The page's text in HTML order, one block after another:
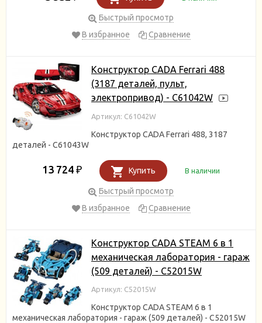
Быстрый просмотр
В избранное
Сравнение
Конструктор CADA Ferrari 488
(3187 деталей, пульт,
электропривод) - C61042W
Артикул: C61042W
Конструктор CADA Ferrari 488, 3187
деталей - C61043W
13 724 ₽ Купить В наличии
Быстрый просмотр
В избранное
Сравнение
Конструктор CADA STEAM 6 в 1
механическая лаборатория - гараж
(509 деталей) - C52015W
Артикул: C52015W
Конструктор CADA STEAM 6 в 1
механическая лаборатория - гараж (509 деталей) - C52015W